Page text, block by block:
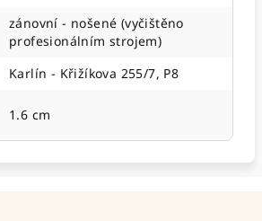
zánovní - nošené (vyčištěno
profesionálním strojem)
Karlín - Křižíkova 255/7, P8
1.6 cm